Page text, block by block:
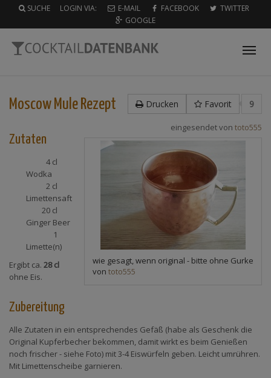
SUCHE LOGIN VIA: E-MAIL FACEBOOK
TWITTER
GOOGLE
Drucken Favorit 9
Moscow Mule Rezept
eingesendet von toto555
wie gesagt, wenn original - bitte ohne Gurke
von toto555
Zutaten
4 cl
Wodka
2 cl
Limettensaft
20 cl
Ginger Beer
1
Limette(n)
Ergibt ca. 28 cl
ohne Eis.
Zubereitung
Alle Zutaten in ein entsprechendes Gefäß (habe als Geschenk die
Original Kupferbecher bekommen, damit wirkt es beim Genießen
noch frischer - siehe Foto) mit 3-4 Eiswürfeln geben. Leicht umrühren.
Mit Limettenscheibe garnieren.